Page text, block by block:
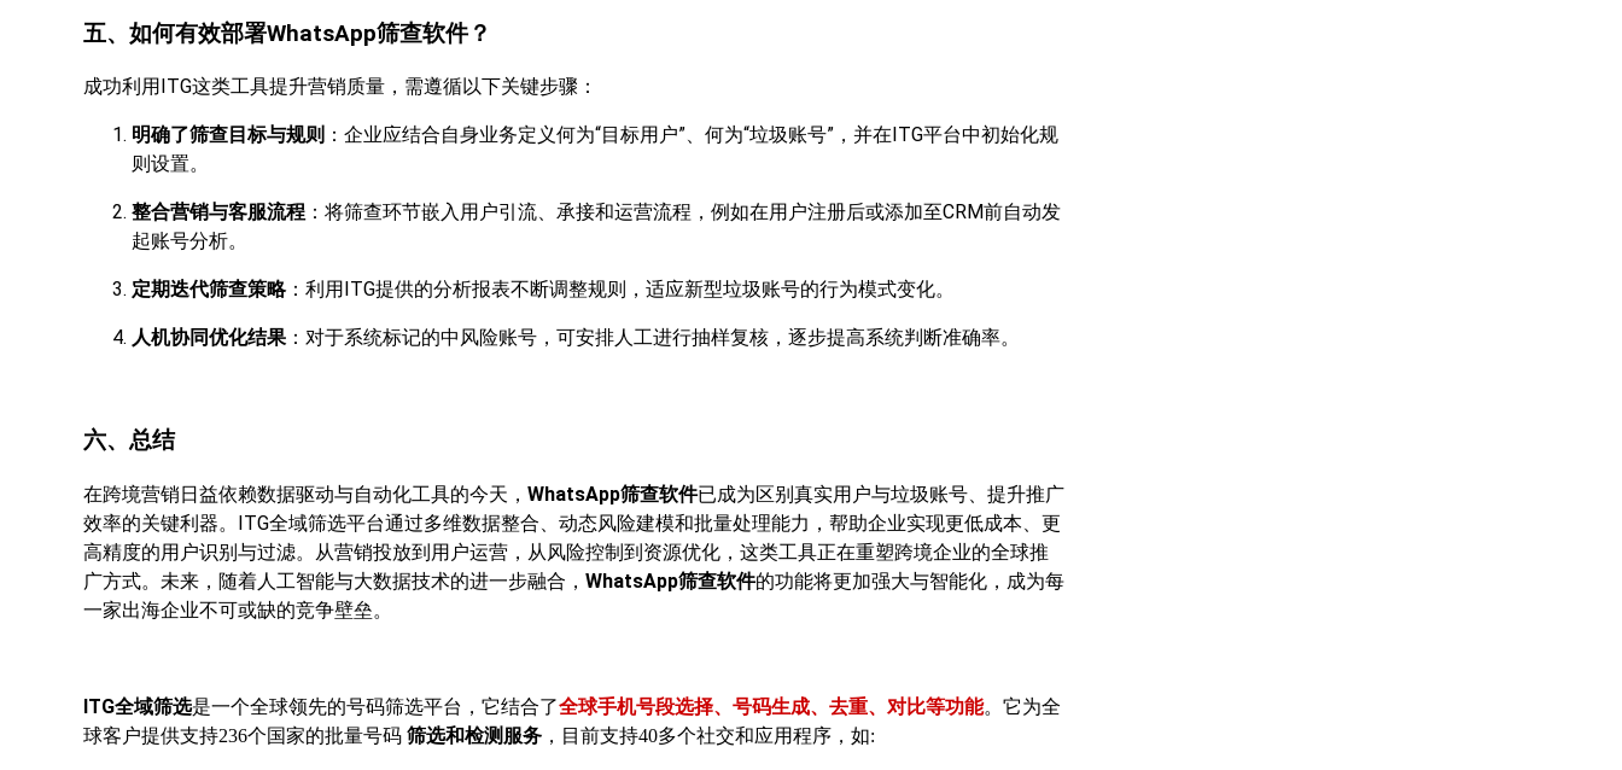
五、如何有效部署WhatsApp筛查软件？
成功利用ITG这类工具提升营销质量，需遵循以下关键步骤：
明确了筛查目标与规则 ：企业应结合自身业务定义何为“目标用户”、何为“垃圾账号”，并在ITG平台中初始化规
则设置。
整合营销与客服流程 ：将筛查环节嵌入用户引流、承接和运营流程，例如在用户注册后或添加至CRM前自动发
起账号分析。
定期迭代筛查策略：利用ITG提供的分析报表不断调整规则，适应新型垃圾账号的行为模式变化。
人机协同优化结果：对于系统标记的中风险账号，可安排人工进行抽样复核，逐步提高系统判断准确率。
六、总结
在跨境营销日益依赖数据驱动与自动化工具的今天， WhatsApp筛查软件已成为区别真实用户与垃圾账号、提升推广
效率的关键利器。ITG全域筛选平台通过多维数据整合、动态风险建模和批量处理能力，帮助企业实现更低成本、更
高精度的用户识别与过滤。从营销投放到用户运营，从风险控制到资源优化，这类工具正在重塑跨境企业的全球推
广方式。未来，随着人工智能与大数据技术的进一步融合， WhatsApp筛查软件的功能将更加强大与智能化，成为每
一家出海企业不可或缺的竞争壁垒。
ITG全域筛选是一个全球领先的号码筛选平台，它结合了全球手机号段选择、号码生成、去重、对比等功能。它为全
球客户提供支持236个国家的批量号码 筛选和检测服务 ，目前支持40多个社交和应用程序，如: